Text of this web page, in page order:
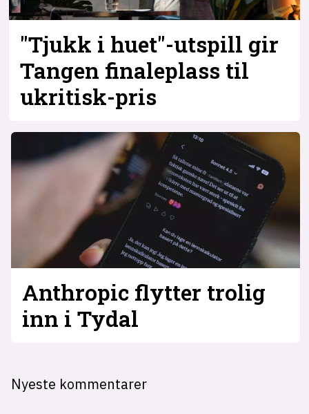
"Tjukk i huet"-utspill gir
Tangen finaleplass til
ukritisk-pris
Anthropic flytter trolig
inn i Tydal
Nyeste kommentarer